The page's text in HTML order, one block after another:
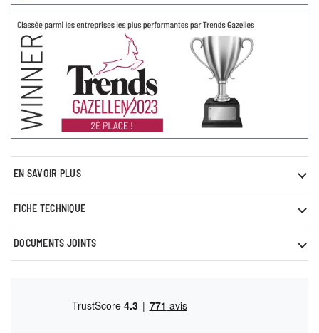
EN SAVOIR PLUS
FICHE TECHNIQUE
DOCUMENTS JOINTS